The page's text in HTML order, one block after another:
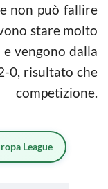
non può fallire
stare molto
vengono dalla
0, risultato che
League